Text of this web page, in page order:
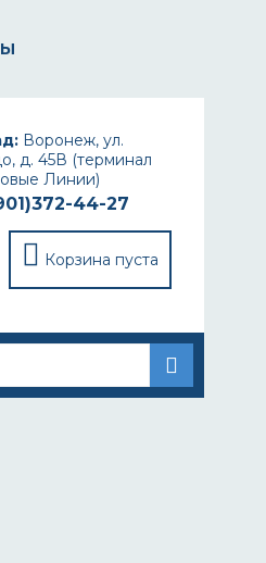
Воронеж, ул.
д. 45В (терминал
Линии)
44-27
Корзина пуста